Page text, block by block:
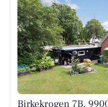
Birkekrogen 7B,